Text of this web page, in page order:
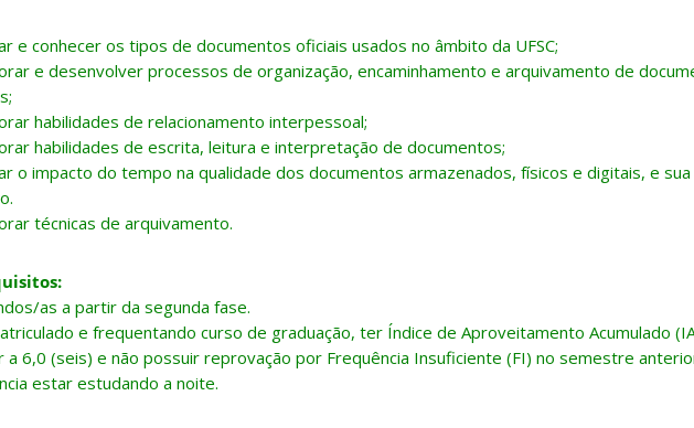
e conhecer os tipos de documentos oficiais usados no âmbito da UFSC;
e desenvolver processos de organização, encaminhamento e arquivamento de
habilidades de relacionamento interpessoal;
habilidades de escrita, leitura e interpretação de documentos;
o impacto do tempo na qualidade dos documentos armazenados, físicos e digitais, e sua
técnicas de arquivamento.
as a partir da segunda fase.
e frequentando curso de graduação, ter Índice de Aproveitamento Acumulado
a 6,0 (seis) e não possuir reprovação por Frequência Insuficiente (FI) no semestre
estar estudando a noite.